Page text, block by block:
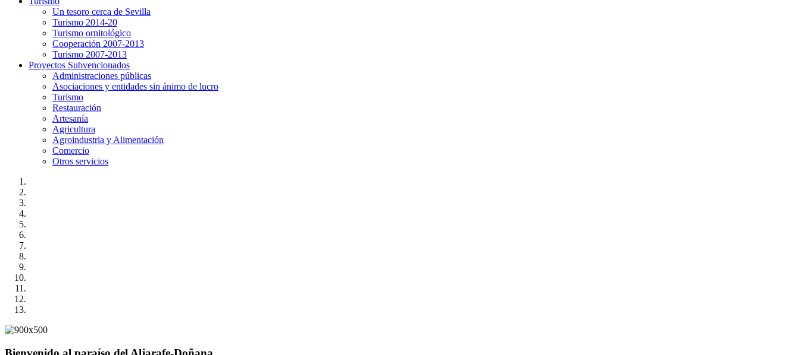
Un tesoro cerca de Sevilla
Turismo 2014-20
Turismo ornitológico
Cooperación 2007-2013
Turismo 2007-2013
Proyectos Subvencionados
Administraciones públicas
Asociaciones y entidades sin ánimo de lucro
Turismo
Restauración
Artesanía
Agricultura
Agroindustria y Alimentación
Comercio
Otros servicios